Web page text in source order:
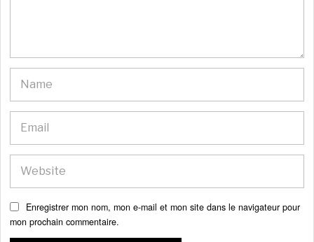
Enregistrer mon nom, mon e-mail et mon site dans le navigateur pour
mon prochain commentaire.